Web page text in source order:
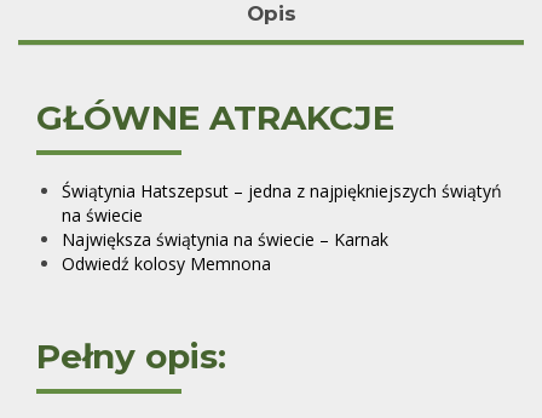
Opis
GŁÓWNE ATRAKCJE
Świątynia Hatszepsut – jedna z najpiękniejszych świątyń
na świecie
Największa świątynia na świecie – Karnak
Odwiedź kolosy Memnona
Pełny opis: